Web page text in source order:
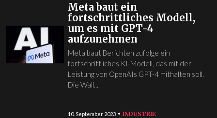
Meta baut ein
fortschrittliches Modell,
um es mit GPT-4
aufzunehmen
Meta baut Berichten zufolge ein
fortschrittliches KI-Modell, das mit der
Leistung von OpenAIs GPT-4 mithalten soll.
Die Wall...
10. September 2023 INDUSTRIE